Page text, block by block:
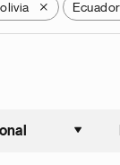
X Ecuador